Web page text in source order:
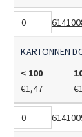
KARTONNEN
< 100
€1,47